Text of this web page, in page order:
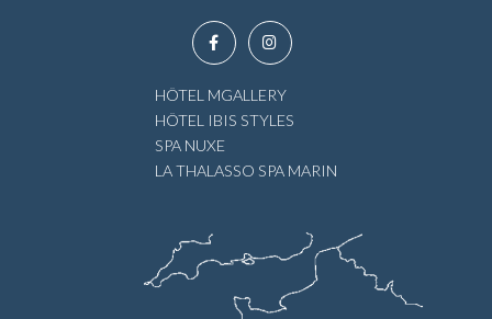
HÔTEL MGALLERY
HÔTEL IBIS STYLES
SPA NUXE
LA THALASSO SPA MARIN